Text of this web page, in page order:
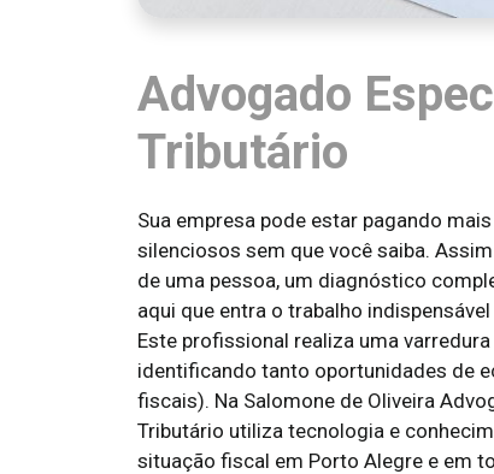
Advogado
Tributário
Sua empresa pode estar pagando
silenciosos sem que você saiba.
de uma pessoa, um diagnóstico
aqui que entra o trabalho
Este profissional realiza uma
identificando tanto oportunidades de
fiscais). Na Salomone de Oliveira
Tributário utiliza tecnologia e
situação fiscal em Porto Alegre e em